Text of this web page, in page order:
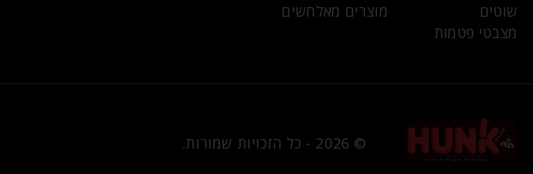
שוטים
מצבטי פטמות
מוצרים מאלחשים
© 2026 - כל הזכויות שמורות.